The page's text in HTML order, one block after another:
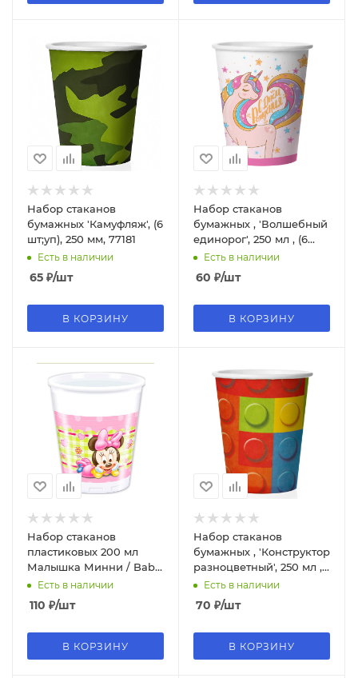
Набор стаканов
бумажных 'Камуфляж', (6
шт;уп), 250 мм, 77181
Есть в наличии
65 ₽/шт
В КОРЗИНУ
Набор стаканов
бумажных , 'Волшебный
единорог', 250 мл , (6
шт;уп), 77130
Есть в наличии
60 ₽/шт
В КОРЗИНУ
Набор стаканов
пластиковых 200 мл
Малышка Минни / Baby
Minnie / набор 8 шт. /
84351
Есть в наличии
110 ₽/шт
В КОРЗИНУ
Набор стаканов
бумажных , 'Конструктор
разноцветный', 250 мл ,
(6 шт;уп), 77226
Есть в наличии
70 ₽/шт
В КОРЗИНУ